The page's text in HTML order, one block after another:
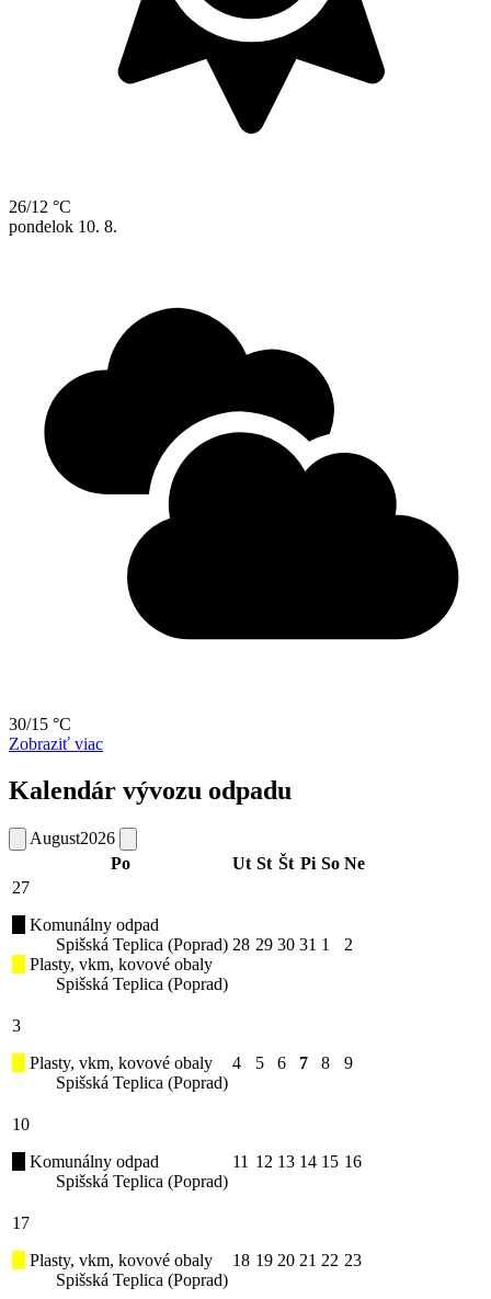
26/12 °C
pondelok 10. 8.
30/15 °C
Zobraziť viac
Kalendár vývozu odpadu
August2026
Po
Ut St Št Pi So Ne
27
Komunálny odpad
Spišská Teplica (Poprad)
Plasty, vkm, kovové obaly
Spišská Teplica (Poprad)
28 29 30 31 1 2
3
Plasty, vkm, kovové obaly
Spišská Teplica (Poprad)
4 5 6 7 8 9
10
Komunálny odpad
Spišská Teplica (Poprad)
11 12 13 14 15 16
17
Plasty, vkm, kovové obaly
Spišská Teplica (Poprad)
18 19 20 21 22 23